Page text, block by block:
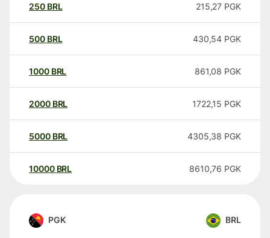
250 BRL 215,27 PGK
500 BRL 430,54 PGK
1000 BRL 861,08 PGK
2000 BRL 1722,15 PGK
5000 BRL 4305,38 PGK
10000 BRL 8610,76 PGK
PGK BRL